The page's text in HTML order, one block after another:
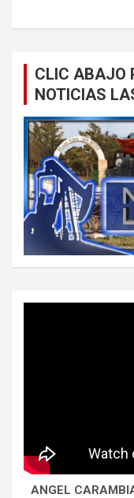
CLIC ABAJO
NOTICIAS
ANGEL